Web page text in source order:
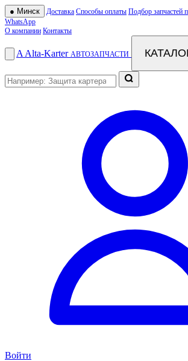
● Минск Доставка Способы оплаты Подбор запчастей
WhatsApp
О компании Контакты
A Alta-Karter АВТОЗАПЧАСТИ
Войти